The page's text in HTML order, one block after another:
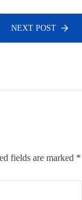
NEXT POST
fields are marked *